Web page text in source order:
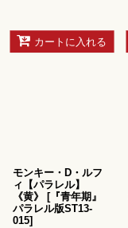
カートに入れる
モンキー・D・ルフ
ィ【パラレル】
《黄》
[『青年期』
パラレル版ST13-
015]